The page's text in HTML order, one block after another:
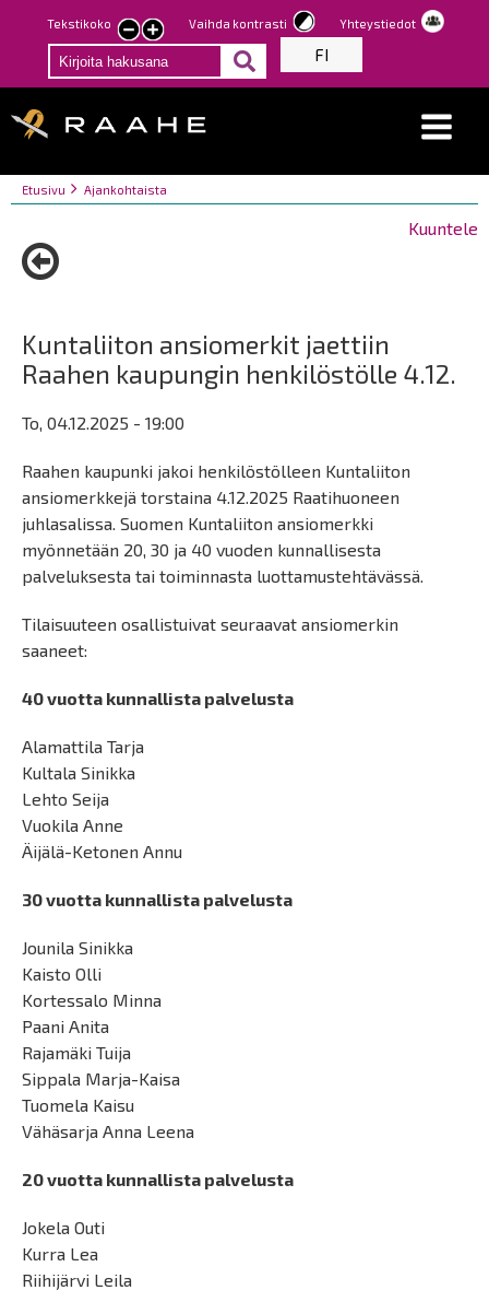
Hyppää
pääsisältöön
Tekstikoko
Pienennä
tekstin
kokoa
Suurenna
tekstin
kokoa
Vaihda kontrasti Yhteystiedot
FI
Breadcrumbs
You
here:
Etusivu Ajankohtaista
Kuuntele
Kuntaliiton ansiomerkit jaettiin
Raahen kaupungin henkilöstölle 4.12.
To, 04.12.2025 - 19:00
Raahen kaupunki jakoi henkilöstölleen Kuntaliiton
ansiomerkkejä torstaina 4.12.2025 Raatihuoneen
juhlasalissa. Suomen Kuntaliiton ansiomerkki
myönnetään 20, 30 ja 40 vuoden kunnallisesta
palveluksesta tai toiminnasta luottamustehtävässä.
Tilaisuuteen osallistuivat seuraavat ansiomerkin
saaneet:
40 vuotta kunnallista palvelusta
Alamattila Tarja
Kultala Sinikka
Lehto Seija
Vuokila Anne
Äijälä-Ketonen Annu
30 vuotta kunnallista palvelusta
Jounila Sinikka
Kaisto Olli
Kortessalo Minna
Paani Anita
Rajamäki Tuija
Sippala Marja-Kaisa
Tuomela Kaisu
Vähäsarja Anna Leena
20 vuotta kunnallista palvelusta
Jokela Outi
Kurra Lea
Riihijärvi Leila